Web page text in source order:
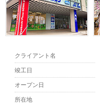
クライアント名
竣工日
オープン日
所在地